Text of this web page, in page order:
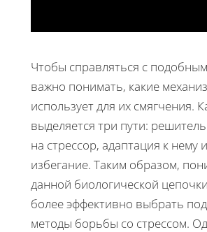
Чтобы справляться с
важно понимать, какие
использует для их смягчения.
выделяется три пути:
на стрессор, адаптация к нему
избегание. Таким образом,
данной биологической
более эффективно выбрать
методы борьбы со стрессом.